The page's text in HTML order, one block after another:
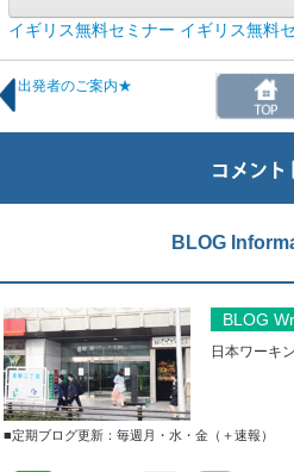
イギリス無料セミナー イギリス無料
出発者のご案内★
BLOG
BLOG
日本ワーキ
■定期ブログ更新：毎週月・水・金（＋速報）